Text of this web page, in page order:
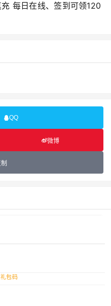
每日在线、签到可领120
QQ
微博
包码